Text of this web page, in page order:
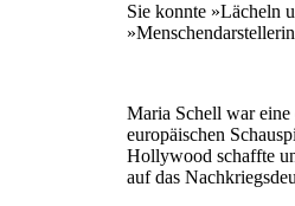
Sie konnte »Lächeln
Maria Schell war eine
europäischen
Hollywood schaffte
auf das